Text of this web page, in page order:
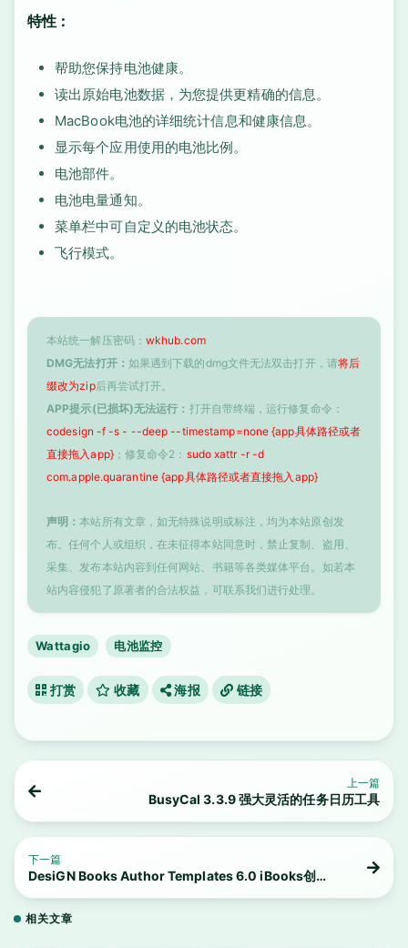
特性：
帮助您保持电池健康。
读出原始电池数据，为您提供更精确的信息。
MacBook电池的详细统计信息和健康信息。
显示每个应用使用的电池比例。
电池部件。
电池电量通知。
菜单栏中可自定义的电池状态。
飞行模式。
本站统一解压密码： wkhub.com
DMG无法打开： 如果遇到下载的dmg文件无法双击打开，请将后
缀改为zip后再尝试打开。
APP提示(已损坏)无法运行： 打开自带终端，运行修复命令：
codesign -f -s - --deep --timestamp=none {app具体路径或者
直接拖入app}；修复命令2： sudo xattr -r -d
com.apple.quarantine {app具体路径或者直接拖入app}
声明：本站所有文章，如无特殊说明或标注，均为本站原创发
布。任何个人或组织，在未征得本站同意时，禁止复制、盗用、
采集、发布本站内容到任何网站、书籍等各类媒体平台。如若本
站内容侵犯了原著者的合法权益，可联系我们进行处理。
Wattagio 电池监控
打赏 收藏 海报 链接
上一篇
BusyCal 3.3.9 强大灵活的任务日历工具
下一篇
DesiGN Books Author Templates 6.0 iBooks创作
相关文章